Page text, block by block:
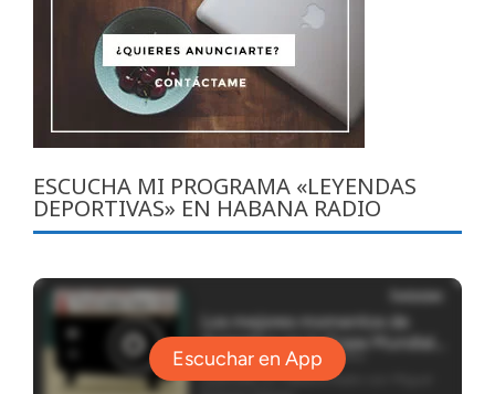
ESCUCHA MI PROGRAMA «LEYENDAS
DEPORTIVAS» EN HABANA RADIO